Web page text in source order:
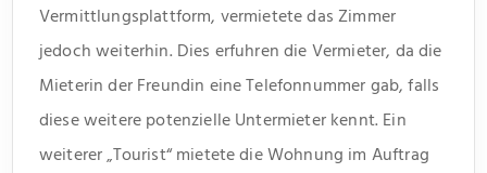
Vermittlungsplattform, vermietete das Zimmer
jedoch weiterhin. Dies erfuhren die Vermieter, da die
Mieterin der Freundin eine Telefonnummer gab, falls
diese weitere potenzielle Untermieter kennt. Ein
weiterer „Tourist“ mietete die Wohnung im Auftrag